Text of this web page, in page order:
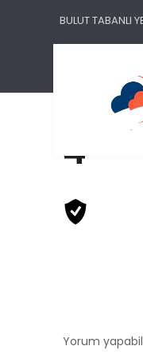
BULUT TABANLI
4
Yorum